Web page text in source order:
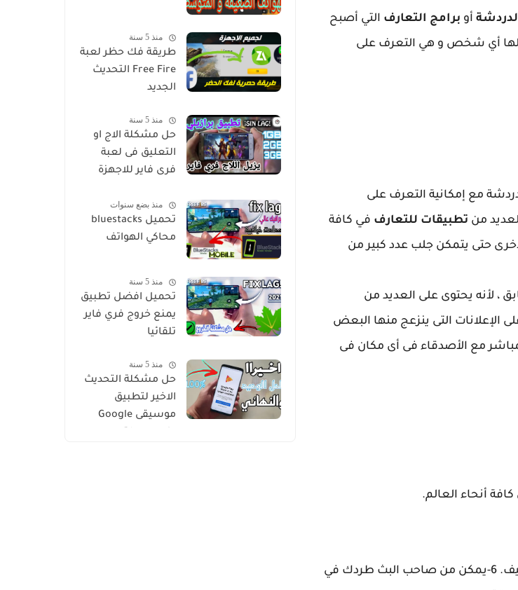
أو برامج التعارف التي أصبح
أي شخص و هي التعرف على
مع إمكانية التعرف على
من تطبيقات للتعارف في كافة
حتى يتمكن جلب عدد كبير من
، لأنه يحتوى على العديد من
الإعلانات التى ينزعج منها البعض
مع الأصدقاء فى أى مكان فى
6-يمكن من صاحب البث طردك في
منذ 5 سنة
طريقة فك حظر لعبة
Free Fire التحديث
الجديد
منذ 5 سنة
‫حل مشكلة الاج او
التعليق فى لعبة
فرى فاير للاجهزة
منذ بضع سنوات
تحميل bluestacks
محاكي الهواتف
منذ 5 سنة
تحميل افضل تطبيق
يمنع خروج فري فاير
تلقائيا
منذ 5 سنة
حل مشكلة التحديث
الاخير لتطبيق
موسيقى Google